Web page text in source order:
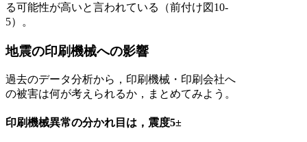
る可能性が高いと言われている（前付け図10-
5）。
地震の印刷機械への影響
過去のデータ分析から，印刷機械・印刷会社へ
の被害は何が考えられるか，まとめてみよう。
印刷機械異常の分かれ目は，震度5±